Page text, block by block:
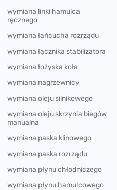
wymiana linki hamulca
ręcznego
wymiana łańcucha rozrządu
wymiana łącznika stabilizatora
wymiana łożyska koła
wymiana nagrzewnicy
wymiana oleju silnikowego
wymiana oleju skrzynia biegów
manualna
wymiana paska klinowego
wymiana paska rozrządu
wymiana płynu chłodniczego
wymiana płynu hamulcowego